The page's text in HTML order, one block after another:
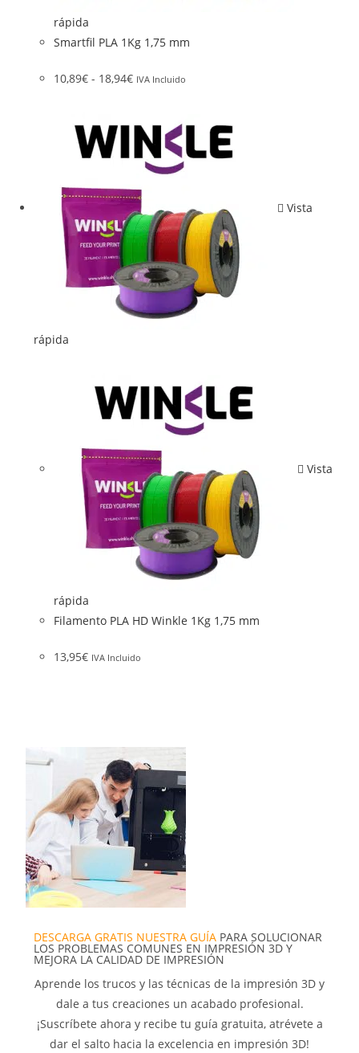
rápida
Smartfil PLA 1Kg 1,75 mm
10,89€ - 18,94€ IVA Incluido
Vista
rápida
Vista
rápida
Filamento PLA HD Winkle 1Kg 1,75 mm
13,95€ IVA Incluido
DESCARGA GRATIS NUESTRA GUÍA PARA SOLUCIONAR
LOS PROBLEMAS COMUNES EN IMPRESIÓN 3D Y
MEJORA LA CALIDAD DE IMPRESIÓN
Aprende los trucos y las técnicas de la impresión 3D y
dale a tus creaciones un acabado profesional.
¡Suscríbete ahora y recibe tu guía gratuita, atrévete a
dar el salto hacia la excelencia en impresión 3D!